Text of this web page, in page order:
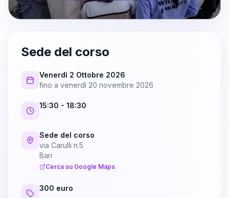
Sede del corso
Venerdì 2 Ottobre 2026
fino a venerdì 20 novembre 2026
15:30 - 18:30
Sede del corso
via Carulli n.5
Bari
Cerca su Google Maps
300 euro